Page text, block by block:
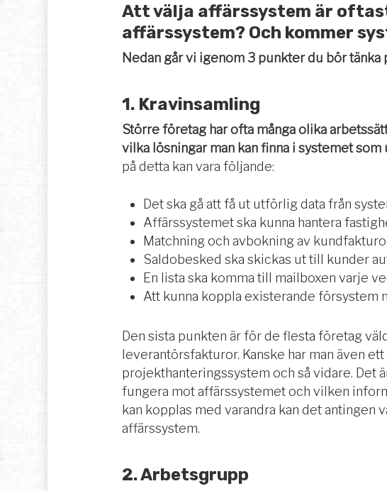
Att välja affärssystem är
affärssystem? Och kommer
Nedan går vi igenom 3 punkter du bör tänka
1. Kravinsamling
Större företag har ofta många olika
vilka lösningar man kan finna i systemet
på detta kan vara följande:
Det ska gå att få ut utförlig data från
Affärssystemet ska kunna hantera
Matchning och avbokning av
Saldobesked ska skickas ut till kunder
En lista ska komma till mailboxen varje
Att kunna koppla existerande försystem
Den sista punkten är för de flesta företag
leverantörsfakturor. Kanske har man även
projekthanteringssystem och så vidare.
fungera mot affärssystemet och vilken
kan kopplas med varandra kan det
affärssystem.
2. Arbetsgrupp